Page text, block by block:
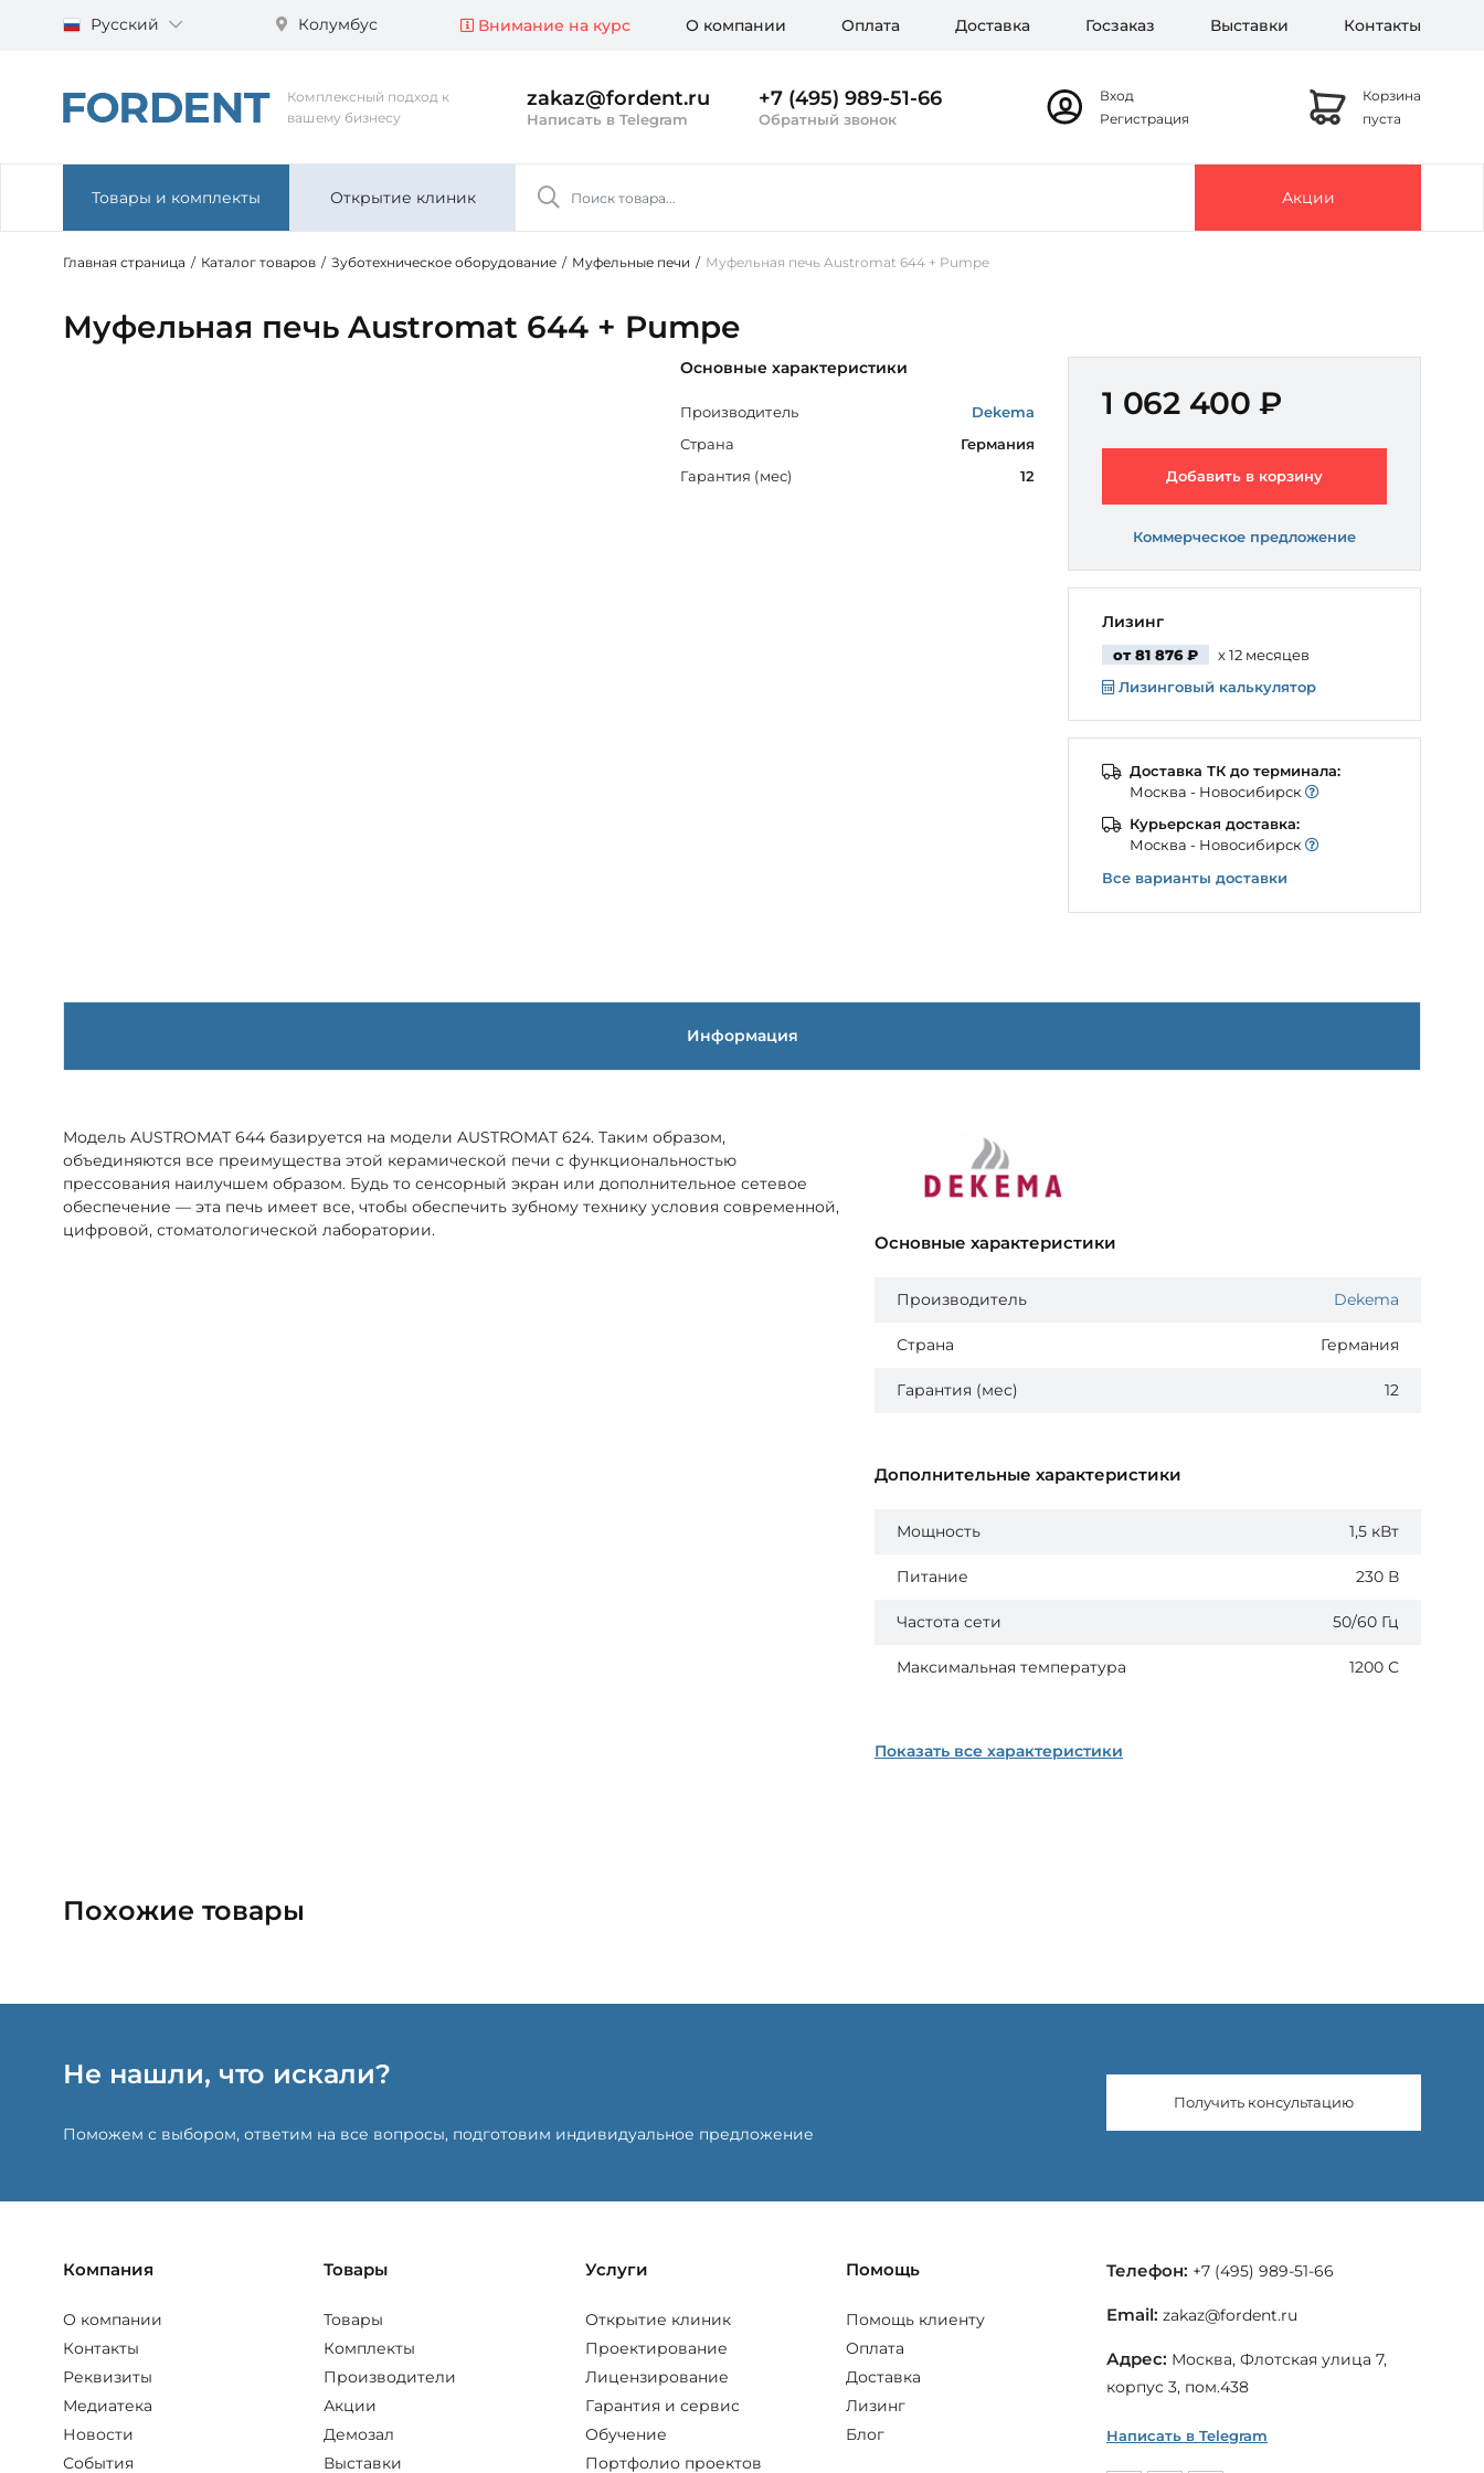
Русский Колумбус Внимание на курс О компании Оплата Доставка Госзаказ Выставки Контакты
Комплексный подход к
вашему бизнесу
zakaz@fordent.ru
Написать в Telegram
+7 (495) 989-51-66
Обратный звонок
Вход
Регистрация
Корзина
пуста
Товары и комплекты Открытие клиник Акции
Главная страница / Каталог товаров / Зуботехническое оборудование / Муфельные печи / Муфельная печь Austromat 644 + Pumpe
Муфельная печь Austromat 644 + Pumpe
Основные характеристики
Производитель
Dekema
Страна
Германия
Гарантия (мес)
12
1 062 400 ₽
Добавить в корзину
Коммерческое предложение
Лизинг
от 81 876 ₽
x 12 месяцев
Лизинговый калькулятор
Доставка ТК до терминала:
Моcква - Новосибирск
Курьерская доставка:
Моcква - Новосибирск
Все варианты доставки
Информация
Модель AUSTROMAT 644 базируется на модели AUSTROMAT 624. Таким образом,
объединяются все преимущества этой керамической печи с функциональностью
прессования наилучшем образом. Будь то сенсорный экран или дополнительное сетевое
обеспечение — эта печь имеет все, чтобы обеспечить зубному технику условия современной,
цифровой, стоматологической лаборатории.
Основные характеристики
Производитель Dekema
Страна Германия
Гарантия (мес) 12
Дополнительные характеристики
Мощность 1,5 кВт
Питание 230 В
Частота сети 50/60 Гц
Максимальная температура 1200 С
Показать все характеристики
Похожие товары
Не нашли, что искали?
Поможем с выбором, ответим на все вопросы, подготовим индивидуальное предложение
Получить консультацию
Компания
О компании
Контакты
Реквизиты
Медиатека
Новости
События
Товары
Товары
Комплекты
Производители
Акции
Демозал
Выставки
Услуги
Открытие клиник
Проектирование
Лицензирование
Гарантия и сервис
Обучение
Портфолио проектов
Помощь
Помощь клиенту
Оплата
Доставка
Лизинг
Блог
Телефон: +7 (495) 989-51-66
Email: zakaz@fordent.ru
Адрес: Москва, Флотская улица 7,
корпус 3, пом.438
Написать в Telegram